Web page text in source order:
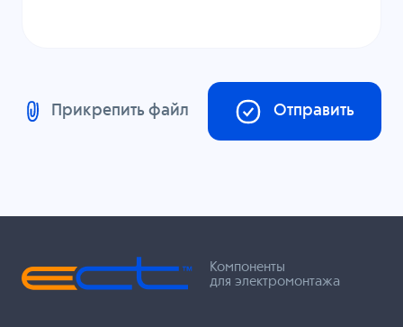
Прикрепить файл Отправить
Компоненты
для электромонтажа